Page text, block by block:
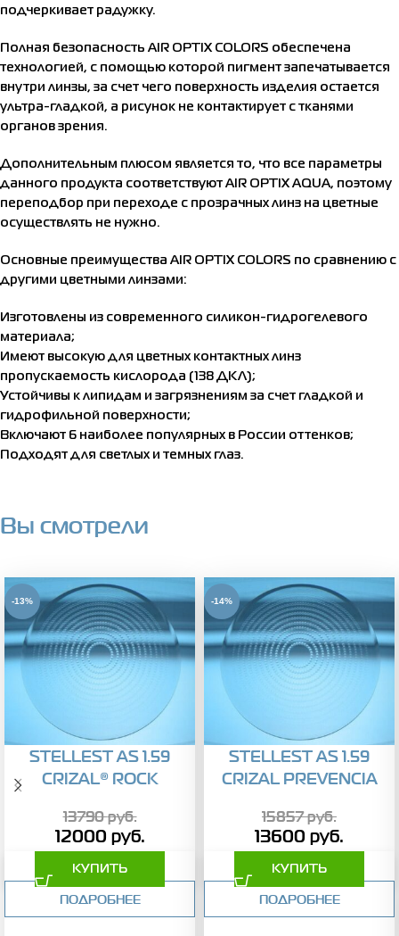
подчеркивает радужку.
Полная безопасность AIR OPTIX COLORS обеспечена
технологией, с помощью которой пигмент запечатывается
внутри линзы, за счет чего поверхность изделия остается
ультра-гладкой, а рисунок не контактирует с тканями
органов зрения.
Дополнительным плюсом является то, что все параметры
данного продукта соответствуют AIR OPTIX AQUA, поэтому
переподбор при переходе с прозрачных линз на цветные
осуществлять не нужно.
Основные преимущества AIR OPTIX COLORS по сравнению с
другими цветными линзами:
Изготовлены из современного силикон-гидрогелевого
материала;
Имеют высокую для цветных контактных линз
пропускаемость кислорода (138 ДКЛ);
Устойчивы к липидам и загрязнениям за счет гладкой и
гидрофильной поверхности;
Включают 6 наиболее популярных в России оттенков;
Подходят для светлых и темных глаз.
Вы смотрели
-13%
STELLEST AS 1.59
CRIZAL® ROCK
13790руб.
12000 руб.
КУПИТЬ
ПОДРОБНЕЕ
-14%
STELLEST AS 1.59
CRIZAL PREVENCIA
15857руб.
13600 руб.
КУПИТЬ
ПОДРОБНЕЕ